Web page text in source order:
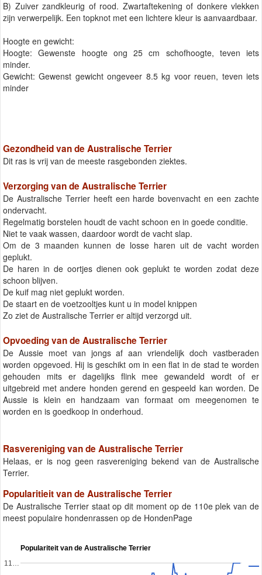
B) Zuiver zandkleurig of rood. Zwartaftekening of donkere vlekken
zijn verwerpelijk. Een topknot met een lichtere kleur is aanvaardbaar.
Hoogte en gewicht:
Hoogte: Gewenste hoogte ong 25 cm schofhoogte, teven iets
minder.
Gewicht: Gewenst gewicht ongeveer 8.5 kg voor reuen, teven iets
minder
Gezondheid van de Australische Terrier
Dit ras is vrij van de meeste rasgebonden ziektes.
Verzorging van de Australische Terrier
De Australische Terrier heeft een harde bovenvacht en een zachte
ondervacht.
Regelmatig borstelen houdt de vacht schoon en in goede conditie.
Niet te vaak wassen, daardoor wordt de vacht slap.
Om de 3 maanden kunnen de losse haren uit de vacht worden
geplukt.
De haren in de oortjes dienen ook geplukt te worden zodat deze
schoon blijven.
De kuif mag niet geplukt worden.
De staart en de voetzooltjes kunt u in model knippen
Zo ziet de Australische Terrier er altijd verzorgd uit.
Opvoeding van de Australische Terrier
De Aussie moet van jongs af aan vriendelijk doch vastberaden
worden opgevoed. Hij is geschikt om in een flat in de stad te worden
gehouden mits er dagelijks flink mee gewandeld wordt of er
uitgebreid met andere honden gerend en gespeeld kan worden. De
Aussie is klein en handzaam van formaat om meegenomen te
worden en is goedkoop in onderhoud.
Rasvereniging van de Australische Terrier
Helaas, er is nog geen rasvereniging bekend van de Australische
Terrier.
Popularitieit van de Australische Terrier
De Australische Terrier staat op dit moment op de 110e plek van de
meest populaire hondenrassen op de HondenPage
Populariteit van de Australische Terrier
11…